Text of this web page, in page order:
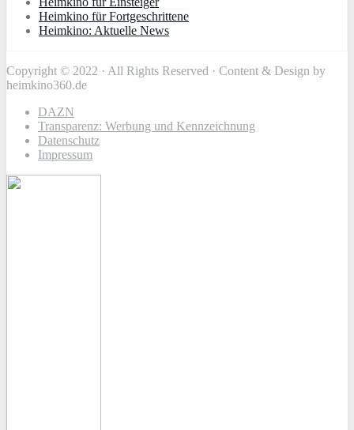
Heimkino für Fortgeschrittene
Heimkino: Aktuelle News
Copyright © 2022 · All Rights Reserved · Content & Design by
heimkino360.de
DAZN
Transparenz: Werbung und Kennzeichnung
Datenschutz
Impressum